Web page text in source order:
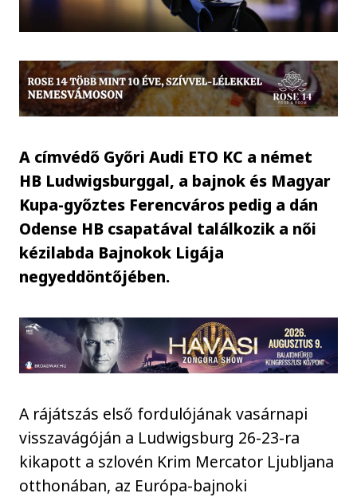
A címvédő Győri Audi ETO KC a német
HB Ludwigsburggal, a bajnok és Magyar
Kupa-győztes Ferencváros pedig a dán
Odense HB csapatával találkozik a női
kézilabda Bajnokok Ligája
negyeddöntőjében.
A rájátszás első fordulójának vasárnapi
visszavágóján a Ludwigsburg 26-23-ra
kikapott a szlovén Krim Mercator Ljubljana
otthonában, az Európa-bajnoki